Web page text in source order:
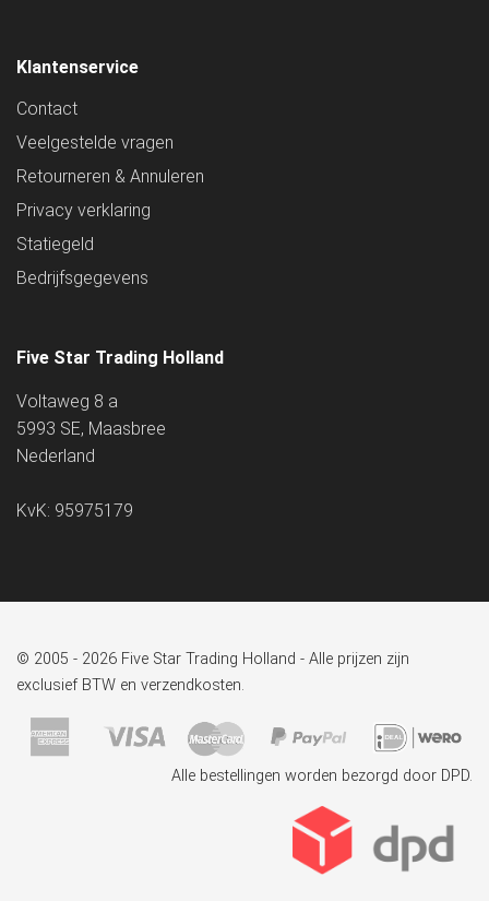
Klantenservice
Contact
Veelgestelde vragen
Retourneren & Annuleren
Privacy verklaring
Statiegeld
Bedrijfsgegevens
Five Star Trading Holland
Voltaweg 8 a
5993 SE, Maasbree
Nederland
KvK: 95975179
© 2005 - 2026 Five Star Trading Holland - Alle prijzen zijn
exclusief BTW en verzendkosten.
Alle bestellingen worden bezorgd door DPD.